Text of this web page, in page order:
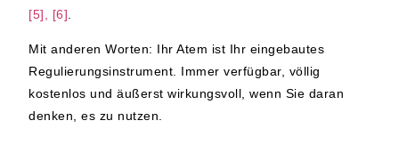
[5], [6]
Mit anderen Worten: Ihr Atem ist Ihr eingebautes
Regulierungsinstrument. Immer verfügbar, völlig
kostenlos und äußerst wirkungsvoll, wenn Sie daran
denken, es zu nutzen.